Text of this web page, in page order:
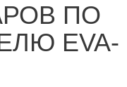
ПО
EVA-